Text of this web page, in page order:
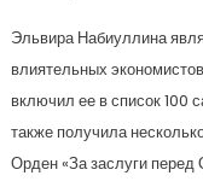
Эльвира Набиуллина
влиятельных
включил ее в список
также получила
Орден «За заслуги перед